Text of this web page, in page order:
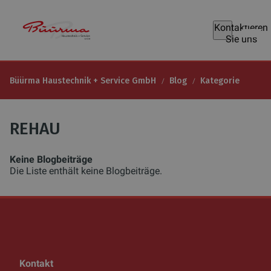
Kontaktieren
Sie uns
Büürma Haustechnik + Service GmbH Blog Kategorie
REHAU
Keine Blogbeiträge
Die Liste enthält keine Blogbeiträge.
Kontakt